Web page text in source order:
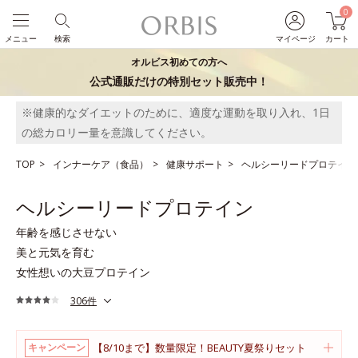
マイページ
0
カート
検索
メニュー
オルビス初めての方へ
公式通販だけの特別セット販売中！
※健康的なダイエットのために、適度な運動を取り入れ、1日
の総カロリー量を意識してください。
TOP インナーケア（食品） 健康サポート ヘルシーリードプロテイン
ヘルシーリードプロテイン
年齢を感じさせない
美と元気を育む
女性想いの大豆プロテイン
306件
キャンペーン 【8/10まで】数量限定！BEAUTY夏祭りセット